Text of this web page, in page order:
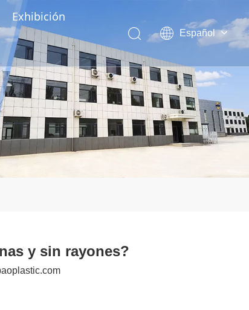
Exhibición
Español
العربية
Pусский
Português
y sin rayones?